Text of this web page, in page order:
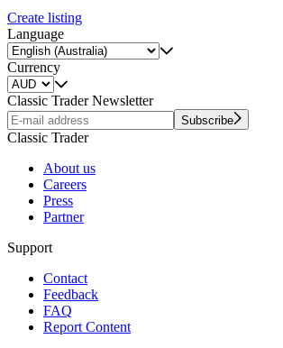
Create listing
Language
Currency
Classic Trader Newsletter
Subscribe
Classic Trader
About us
Careers
Press
Partner
Support
Contact
Feedback
FAQ
Report Content